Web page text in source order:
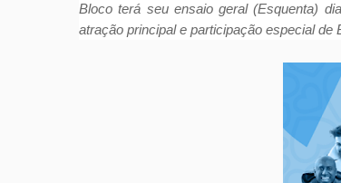
Bloco terá seu ensaio geral (Esquenta)
atração principal e participação especial de